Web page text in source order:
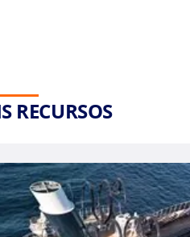
RECURSOS